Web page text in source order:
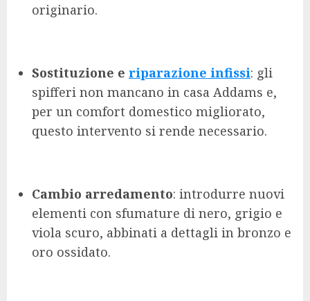
originario.
Sostituzione e riparazione infissi: gli
spifferi non mancano in casa Addams e,
per un comfort domestico migliorato,
questo intervento si rende necessario.
Cambio arredamento: introdurre nuovi
elementi con sfumature di nero, grigio e
viola scuro, abbinati a dettagli in bronzo e
oro ossidato.